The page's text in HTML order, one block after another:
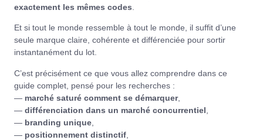
exactement les mêmes codes
Et si tout le monde ressemble à tout le monde, il suffit d’une
seule marque claire, cohérente et différenciée pour sortir
instantanément du lot.
C’est précisément ce que vous allez comprendre dans ce
guide complet, pensé pour les recherches :
— marché saturé comment se démarquer,
— différenciation dans un marché concurrentiel
— branding unique
— positionnement distinctif